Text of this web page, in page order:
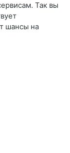
Так вы
шансы на